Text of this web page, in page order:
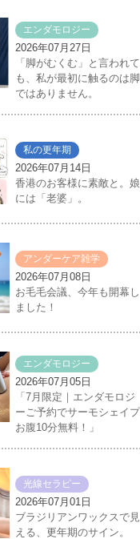
エンダモロジー
2026年07月27日
「脚がむくむ」と言われて
も、私が最初に触るのは脚
ではありません。
私の更年期
2026年07月14日
香港のお客様に素敵と。娘
には「老婆」。
アンダーケア雑学
2026年07月08日
お毛毛会議、今年も開幕し
ました！
エンダモロジー
2026年07月05日
「7月限定｜エンダモロジ
ーご予約でサーモシェイプ
お腹10分無料！」
光線セラピー
2026年07月01日
ブラジリアンワックスで見
える、更年期のサイン。